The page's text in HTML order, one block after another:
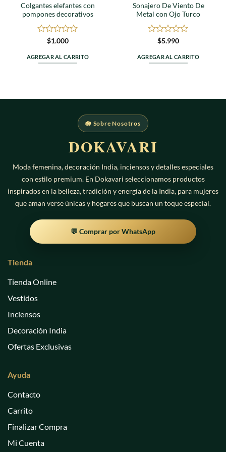
Colgantes elefantes con
pompones decorativos
Valorado
0
de
$1.000
AGREGAR AL CARRITO
Sonajero De Viento De
Metal con Ojo Turco
Valorado
0
de
$5.990
AGREGAR AL CARRITO
🪷 Sobre Nosotros
DOKAVARI
Moda femenina, decoración India, inciensos y detalles especiales
con estilo premium. En Dokavari seleccionamos productos
inspirados en la belleza, tradición y energía de la India, para mujeres
que aman verse únicas y hogares que buscan un toque especial.
💬 Comprar por WhatsApp
Tienda
Tienda Online
Vestidos
Inciensos
Decoración India
Ofertas Exclusivas
Ayuda
Contacto
Carrito
Finalizar Compra
Mi Cuenta